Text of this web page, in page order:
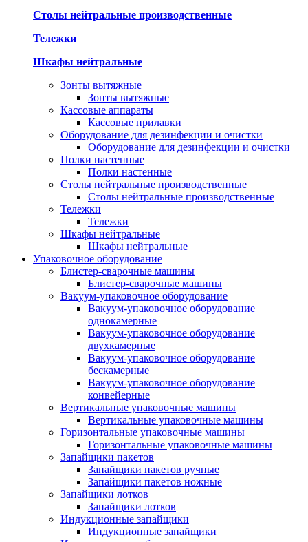
Столы нейтральные производственные
Тележки
Шкафы нейтральные
Зонты вытяжные
Зонты вытяжные
Кассовые аппараты
Кассовые прилавки
Оборудование для дезинфекции и очистки
Оборудование для дезинфекции и очистки
Полки настенные
Полки настенные
Столы нейтральные производственные
Столы нейтральные производственные
Тележки
Тележки
Шкафы нейтральные
Шкафы нейтральные
Упаковочное оборудование
Блистер-сварочные машины
Блистер-сварочные машины
Вакуум-упаковочное оборудование
Вакуум-упаковочное оборудование
однокамерные
Вакуум-упаковочное оборудование
двухкамерные
Вакуум-упаковочное оборудование
беcкамерные
Вакуум-упаковочное оборудование
конвейерные
Вертикальные упаковочные машины
Вертикальные упаковочные машины
Горизонтальные упаковочные машины
Горизонтальные упаковочные машины
Запайщики пакетов
Запайщики пакетов ручные
Запайщики пакетов ножные
Запайщики лотков
Запайщики лотков
Индукционные запайщики
Индукционные запайщики